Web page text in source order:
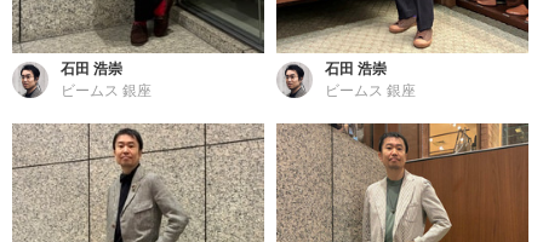
石田 浩崇
ビームス 銀座
石田 浩崇
ビームス 銀座